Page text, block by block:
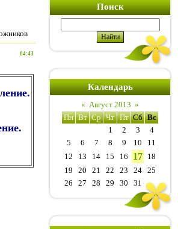
04:43
Поиск
Календарь
« Август 2013 »
Пн Вт Ср Чт Пт Сб Вс
1
2 3
4
5
6 7 8 9 10
11
12
13 14 15 16 17 18
19
20 21 22 23 24 25
26
27 28 29 30 31